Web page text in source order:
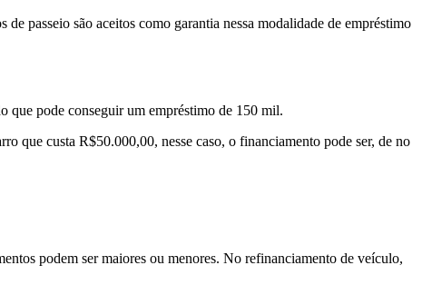
de passeio são aceitos como garantia nessa modalidade de empréstimo
que pode conseguir um empréstimo de 150 mil.
que custa R$50.000,00, nesse caso, o financiamento pode ser, de no
podem ser maiores ou menores. No refinanciamento de veículo,